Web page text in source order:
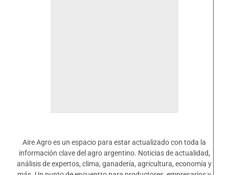
Aire Agro es un espacio para estar actualizado con toda la
información clave del agro argentino. Noticias de actualidad,
análisis de expertos, clima, ganadería, agricultura, economía y